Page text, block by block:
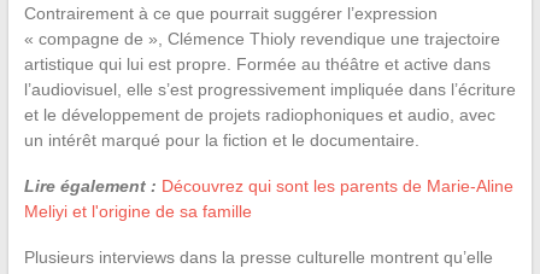
Contrairement à ce que pourrait suggérer l’expression
« compagne de », Clémence Thioly revendique une trajectoire
artistique qui lui est propre. Formée au théâtre et active dans
l’audiovisuel, elle s’est progressivement impliquée dans l’écriture
et le développement de projets radiophoniques et audio, avec
un intérêt marqué pour la fiction et le documentaire.
Lire également : Découvrez qui sont les parents de Marie-Aline
Meliyi et l'origine de sa famille
Plusieurs interviews dans la presse culturelle montrent qu’elle